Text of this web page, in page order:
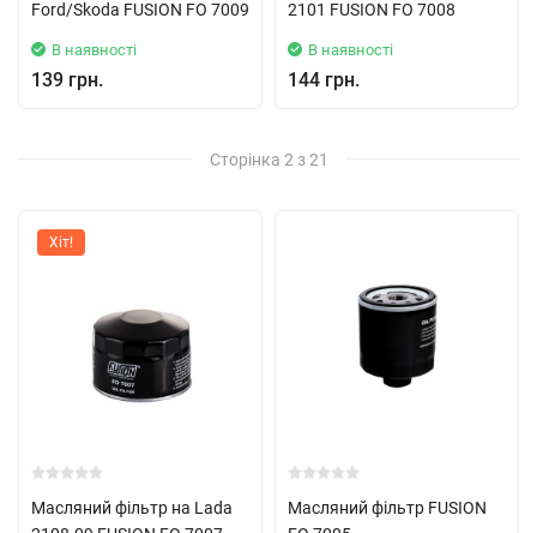
Ford/Skoda FUSION FO 7009
В наявності
139 грн.
2101 FUSION FO 7008
В наявності
144 грн.
Сторінка 2 з 21
Хіт!
Масляний фільтр на Lada
Масляний фільтр FUSION